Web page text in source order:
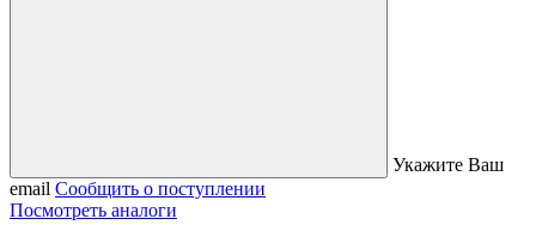
Укажите Ваш
email Сообщить о поступлении
Посмотреть аналоги